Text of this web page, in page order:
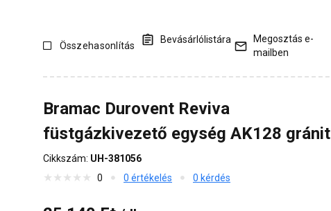
Összehasonlítás
Bevásárlólistára
Megosztás e-
mailben
Bramac Durovent Reviva
füstgázkivezető egység AK128 gránit
Cikkszám: UH-381056
0
0 értékelés 0 kérdés